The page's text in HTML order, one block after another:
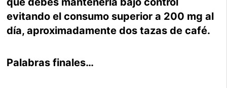
evitando el consumo superior a 200 mg al
día, aproximadamente dos tazas de café.
Palabras finales…